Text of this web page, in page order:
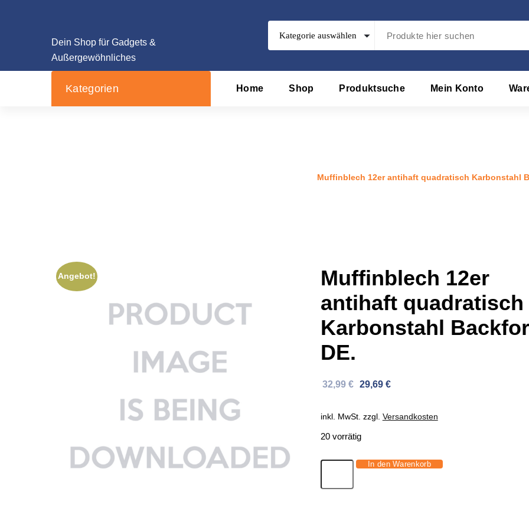
Dein Shop für Gadgets &
Außergewöhnliches
Kategorien Home Shop Produktsuche Mein Konto
Muffinblech 12er antihaft quadratisch Karbonstahl
Angebot!
Muffinblech 12er
antihaft quadratisch
Karbonstahl
DE.
Ursprünglicher
war:
32,99 €
Aktueller
ist:
29,69 €
inkl. MwSt. zzgl. Versandkosten
20 vorrätig
MuffinblechIn den Warenkorb